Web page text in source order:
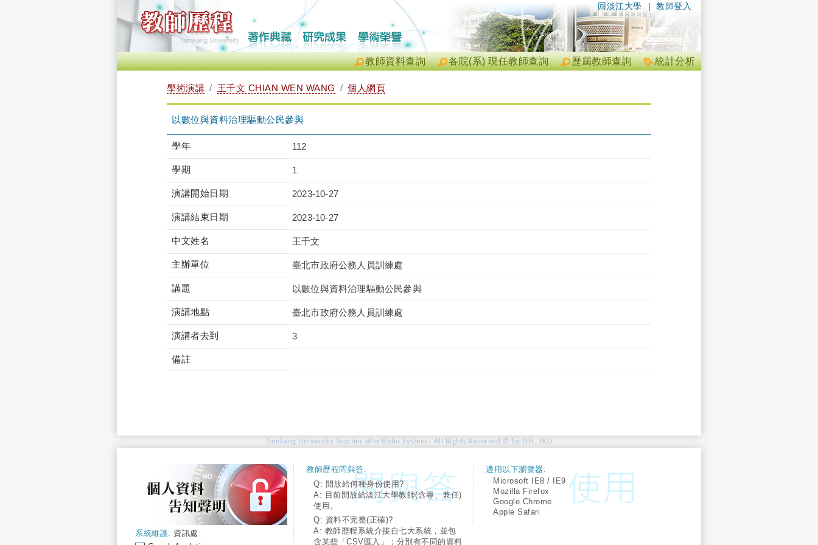
| 教師登入
回淡江大學
統計分析
歷屆教師查詢
各院(系) 現任教師查詢
教師資料查詢
學術演講 王千文 CHIAN WEN WANG 個人網頁
以數位與資料治理驅動公民參與
學年 112
學期 1
演講開始日期 2023-10-27
演講結束日期 2023-10-27
中文姓名 王千文
主辦單位 臺北市政府公務人員訓練處
講題 以數位與資料治理驅動公民參與
演講地點 臺北市政府公務人員訓練處
演講者去到 3
備註
Tamkang University Teacher ePortfolio System - All Rights Reserved © by OIS, TKU
系統維護: 資訊處
教師歷程問與答:
Q: 開放給何種身份使用?
A: 目前開放給淡江大學教師(含專、兼任)
使用。
Q: 資料不完整(正確)?
A: 教師歷程系統介接自七大系統，並包
含某些「CSV匯入」；分別有不同的資料
適用以下瀏覽器:
Microsoft IE8 / IE9
Mozilla Firefox
Google Chrome
Apple Safari